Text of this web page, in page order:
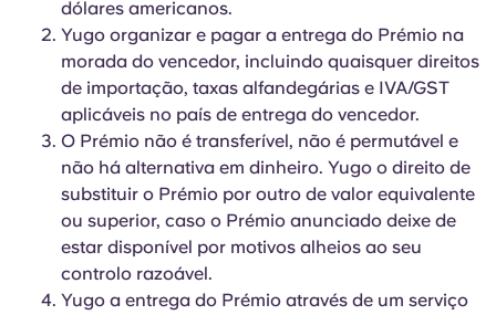
dólares americanos.
Yugo organizar e pagar a entrega do Prémio na
morada do vencedor, incluindo quaisquer direitos
de importação, taxas alfandegárias e IVA/GST
aplicáveis no país de entrega do vencedor.
O Prémio não é transferível, não é permutável e
não há alternativa em dinheiro. Yugo o direito de
substituir o Prémio por outro de valor equivalente
ou superior, caso o Prémio anunciado deixe de
estar disponível por motivos alheios ao seu
controlo razoável.
Yugo a entrega do Prémio através de um serviço